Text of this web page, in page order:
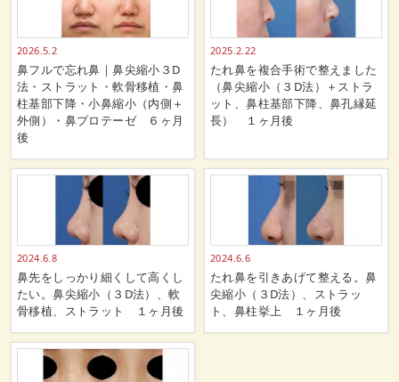
2026.5.2
鼻フルで忘れ鼻｜鼻尖縮小３D
法・ストラット・軟骨移植・鼻
柱基部下降・小鼻縮小（内側＋
外側）・鼻プロテーゼ ６ヶ月
後
2025.2.22
たれ鼻を複合手術で整えました
（鼻尖縮小（３D法）＋ストラ
ット、鼻柱基部下降、鼻孔縁延
長） １ヶ月後
2024.6.8
鼻先をしっかり細くして高くし
たい。鼻尖縮小（３D法）、軟
骨移植、ストラット １ヶ月後
2024.6.6
たれ鼻を引きあげて整える。鼻
尖縮小（３D法）、ストラッ
ト、鼻柱挙上 １ヶ月後